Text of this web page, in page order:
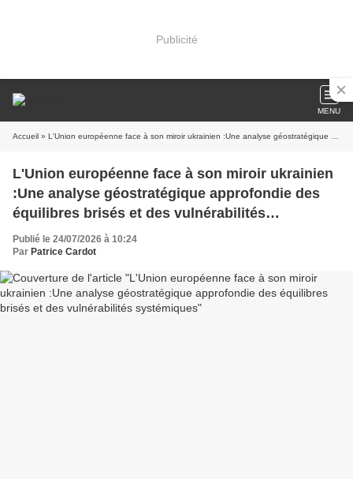
Publicité
MENU
Accueil » L'Union européenne face à son miroir ukrainien :Une analyse géostratégique approfondie des équilibres brisés et des vulnérabilités systémiques
L'Union européenne face à son miroir ukrainien
:Une analyse géostratégique approfondie des
équilibres brisés et des vulnérabilités
systémiques
Publié le 24/07/2026 à 10:24
Par Patrice Cardot